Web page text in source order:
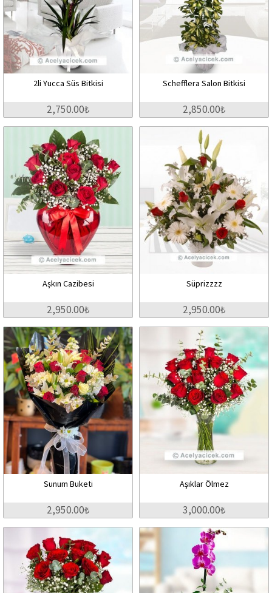
2li Yucca Süs Bitkisi
2,750.00₺
Schefflera Salon Bitkisi
2,850.00₺
Aşkın Cazibesi
2,950.00₺
Süprizzzz
2,950.00₺
Sunum Buketi
2,950.00₺
Aşıklar Ölmez
3,000.00₺